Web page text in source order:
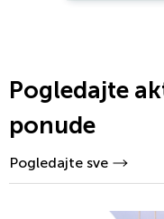
Pogledajte
ponude
Pogledajte sve